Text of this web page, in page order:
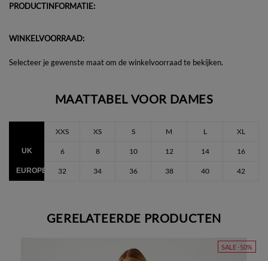
PRODUCTINFORMATIE:
WINKELVOORRAAD:
Selecteer je gewenste maat om de winkelvoorraad te bekijken.
MAATTABEL VOOR DAMES
XXS XS S M L XL
UK 6 8 10 12 14 16
EUROPEES 32 34 36 38 40 42
GERELATEERDE PRODUCTEN
SALE -50%